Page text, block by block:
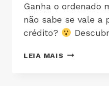
Ganha o ordenado
não sabe se vale a
crédito?
LEIA MAIS